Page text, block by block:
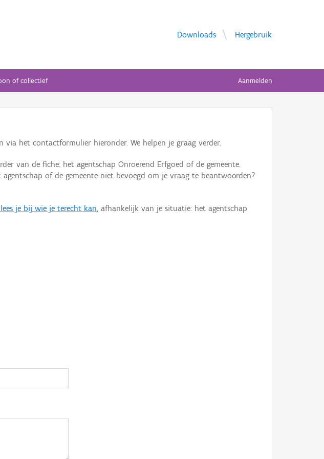
Downloads Hergebruik
of collectief Aanmelden
via het contactformulier hieronder. We helpen je graag verder.
van de fiche: het agentschap Onroerend Erfgoed of de gemeente.
of de gemeente niet bevoegd om je vraag te beantwoorden?
je bij wie je terecht kan, afhankelijk van je situatie: het agentschap